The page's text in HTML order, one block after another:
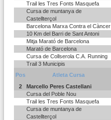
Trail les Tres Fonts Masquefa
Cursa de muntanya de
Castellterçol
Barcelona Marxa Contra el Càncer
10 Km del Barri de Sant Antoni
Mitja Marató de Barcelona
Marató de Barcelona
Cursa de Collserola C.A. Running
Trail 3 Municipis
Pos
Atleta Cursa
2
Marcello Peres Castellani
Cursa del Poble Nou
Trail les Tres Fonts Masquefa
Cursa de muntanya de
Castellterçol